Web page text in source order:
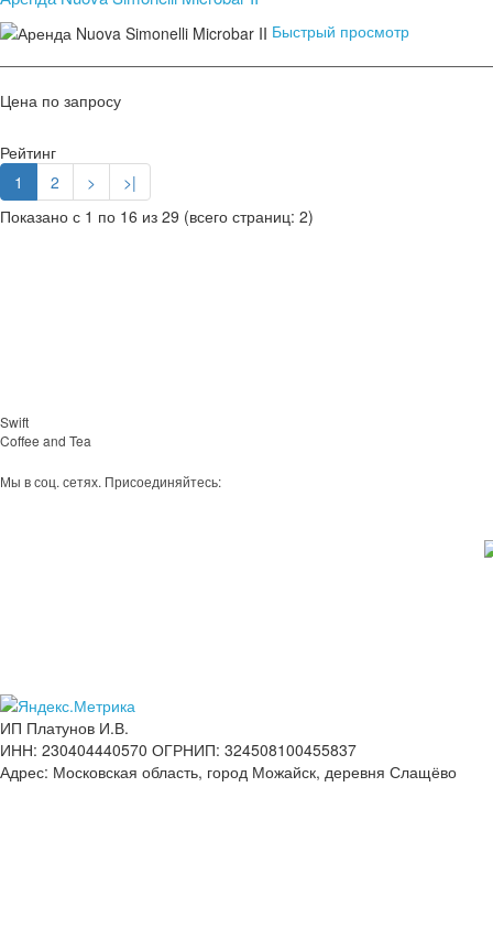
Быстрый просмотр
Цена по запросу
Рейтинг
1
2 >
>|
Показано с 1 по 16 из 29 (всего страниц: 2)
Swift
Coffee and Tea
Мы в соц. сетях. Присоединяйтесь:
ИП Платунов И.В.
ИНН: 230404440570 ОГРНИП: 324508100455837
Адрес: Московская область, город Можайск, деревня Слащёво